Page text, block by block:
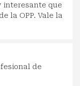
interesante que
la OPP. Vale la
de